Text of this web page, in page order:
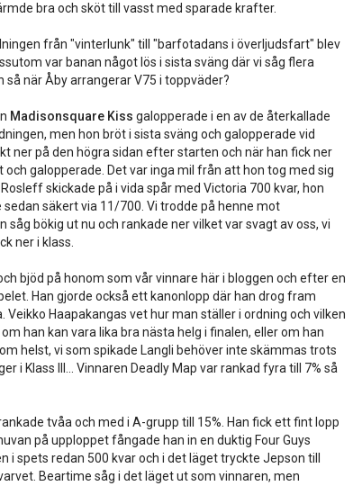
bra och sköt till vasst med sparade krafter.
från "vinterlunk" till "barfotadans i överljudsfart" blev
var banan något lös i sista sväng där vi såg flera
när Åby arrangerar V75 i toppväder?
Madisonsquare Kiss galopperade i en av de återkallade
men hon bröt i sista sväng och galopperade vid
ner på den högra sidan efter starten och när han fick ner
galopperade. Det var inga mil från att hon tog med sig
skickade på i vida spår med Victoria 700 kvar, hon
säkert via 11/700. Vi trodde på henne mot
bökig ut nu och rankade ner vilket var svagt av oss, vi
ner i klass.
bjöd på honom som vår vinnare här i bloggen och efter en
Han gjorde också ett kanonlopp där han drog fram
Veikko Haapakangas vet hur man ställer i ordning och vilken
han kan vara lika bra nästa helg i finalen, eller om han
helst, vi som spikade Langli behöver inte skämmas trots
i Klass III... Vinnaren Deadly Map var rankad fyra till 7% så
tvåa och med i A-grupp till 15%. Han fick ett fint lopp
på upploppet fångade han in en duktig Four Guys
i spets redan 500 kvar och i det läget tryckte Jepson till
Beartime såg i det läget ut som vinnaren, men